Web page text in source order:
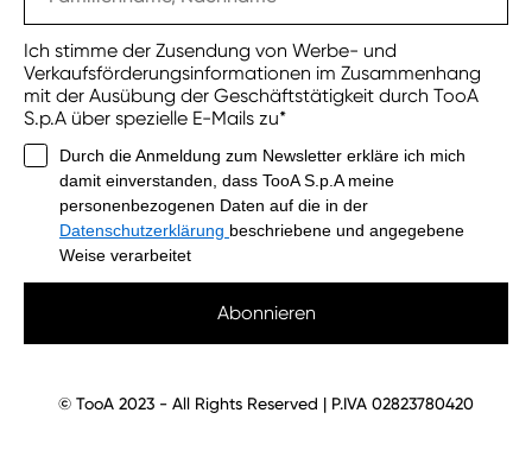
Ich stimme der Zusendung von Werbe- und
Verkaufsförderungsinformationen im Zusammenhang
mit der Ausübung der Geschäftstätigkeit durch TooA
S.p.A über spezielle E-Mails zu*
Durch die Anmeldung zum Newsletter erkläre ich mich
damit einverstanden, dass TooA S.p.A meine
personenbezogenen Daten auf die in der
Datenschutzerklärung beschriebene und angegebene
Weise verarbeitet
Abonnieren
© TooA 2023 - All Rights Reserved | P.IVA 02823780420